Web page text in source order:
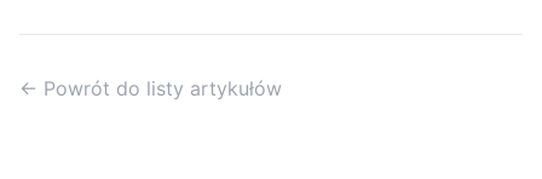
← Powrót do listy artykułów